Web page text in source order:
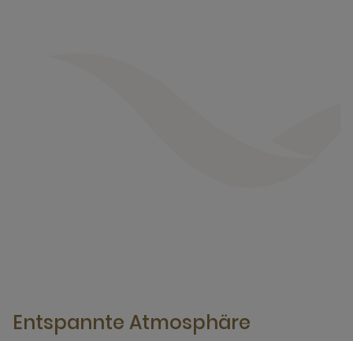
Entspannte Atmosphäre